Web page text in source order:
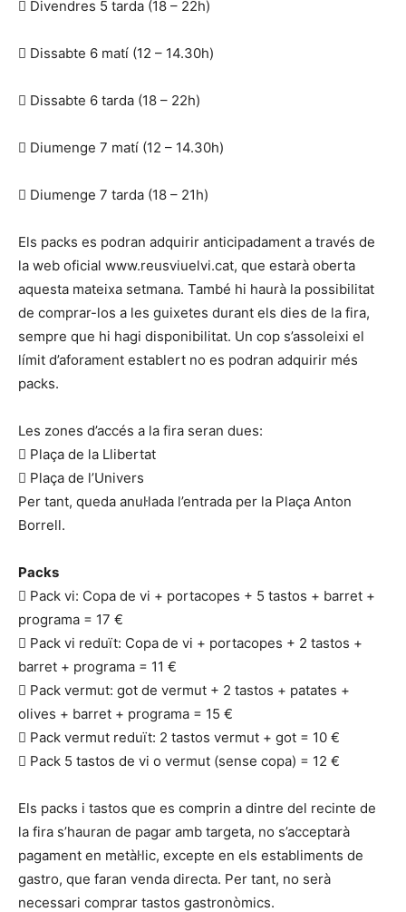
 Divendres 5 tarda (18 – 22h)
 Dissabte 6 matí (12 – 14.30h)
 Dissabte 6 tarda (18 – 22h)
 Diumenge 7 matí (12 – 14.30h)
 Diumenge 7 tarda (18 – 21h)
Els packs es podran adquirir anticipadament a través de
la web oficial www.reusviuelvi.cat, que estarà oberta
aquesta mateixa setmana. També hi haurà la possibilitat
de comprar-los a les guixetes durant els dies de la fira,
sempre que hi hagi disponibilitat. Un cop s’assoleixi el
límit d’aforament establert no es podran adquirir més
packs.
Les zones d’accés a la fira seran dues:
 Plaça de la Llibertat
 Plaça de l’Univers
Per tant, queda anul·lada l’entrada per la Plaça Anton
Borrell.
Packs
 Pack vi: Copa de vi + portacopes + 5 tastos + barret +
programa = 17 €
 Pack vi reduït: Copa de vi + portacopes + 2 tastos +
barret + programa = 11 €
 Pack vermut: got de vermut + 2 tastos + patates +
olives + barret + programa = 15 €
 Pack vermut reduït: 2 tastos vermut + got = 10 €
 Pack 5 tastos de vi o vermut (sense copa) = 12 €
Els packs i tastos que es comprin a dintre del recinte de
la fira s’hauran de pagar amb targeta, no s’acceptarà
pagament en metàl·lic, excepte en els establiments de
gastro, que faran venda directa. Per tant, no serà
necessari comprar tastos gastronòmics.